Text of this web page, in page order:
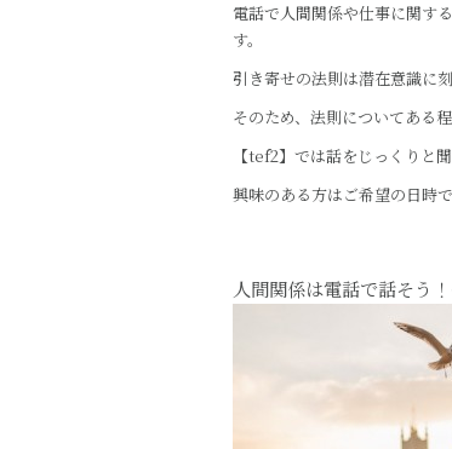
電話で人間関係や仕事に関す
す。
引き寄せの法則は潜在意識に
そのため、法則についてある
【tef2】では話をじっくりと
興味のある方はご希望の日時
人間関係は電話で話そう